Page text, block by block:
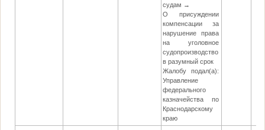
судам →
О присуждении
компенсации за
нарушение права
на уголовное
судопроизводство
в разумный срок
Жалобу подал(а):
Управление
федерального
казначейства по
Краснодарскому
краю